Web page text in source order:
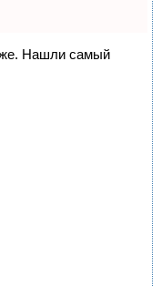
Нашли самый